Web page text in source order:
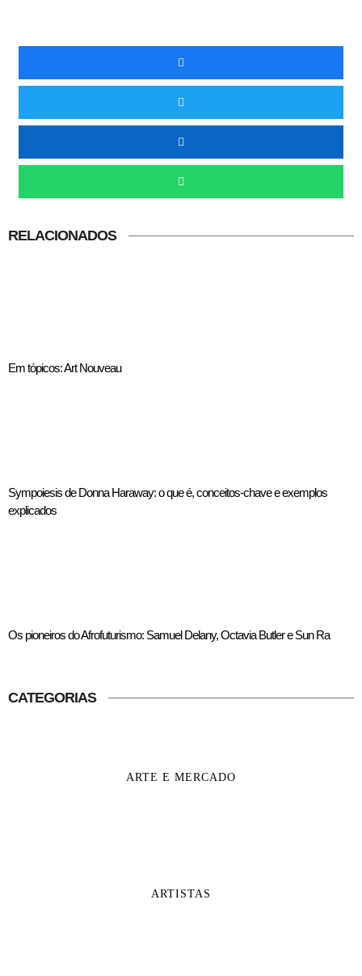
RELACIONADOS
Em tópicos: Art Nouveau
Sympoiesis de Donna Haraway: o que é, conceitos-chave e exemplos
explicados
Os pioneiros do Afrofuturismo: Samuel Delany, Octavia Butler e Sun Ra
CATEGORIAS
ARTE E MERCADO
ARTISTAS